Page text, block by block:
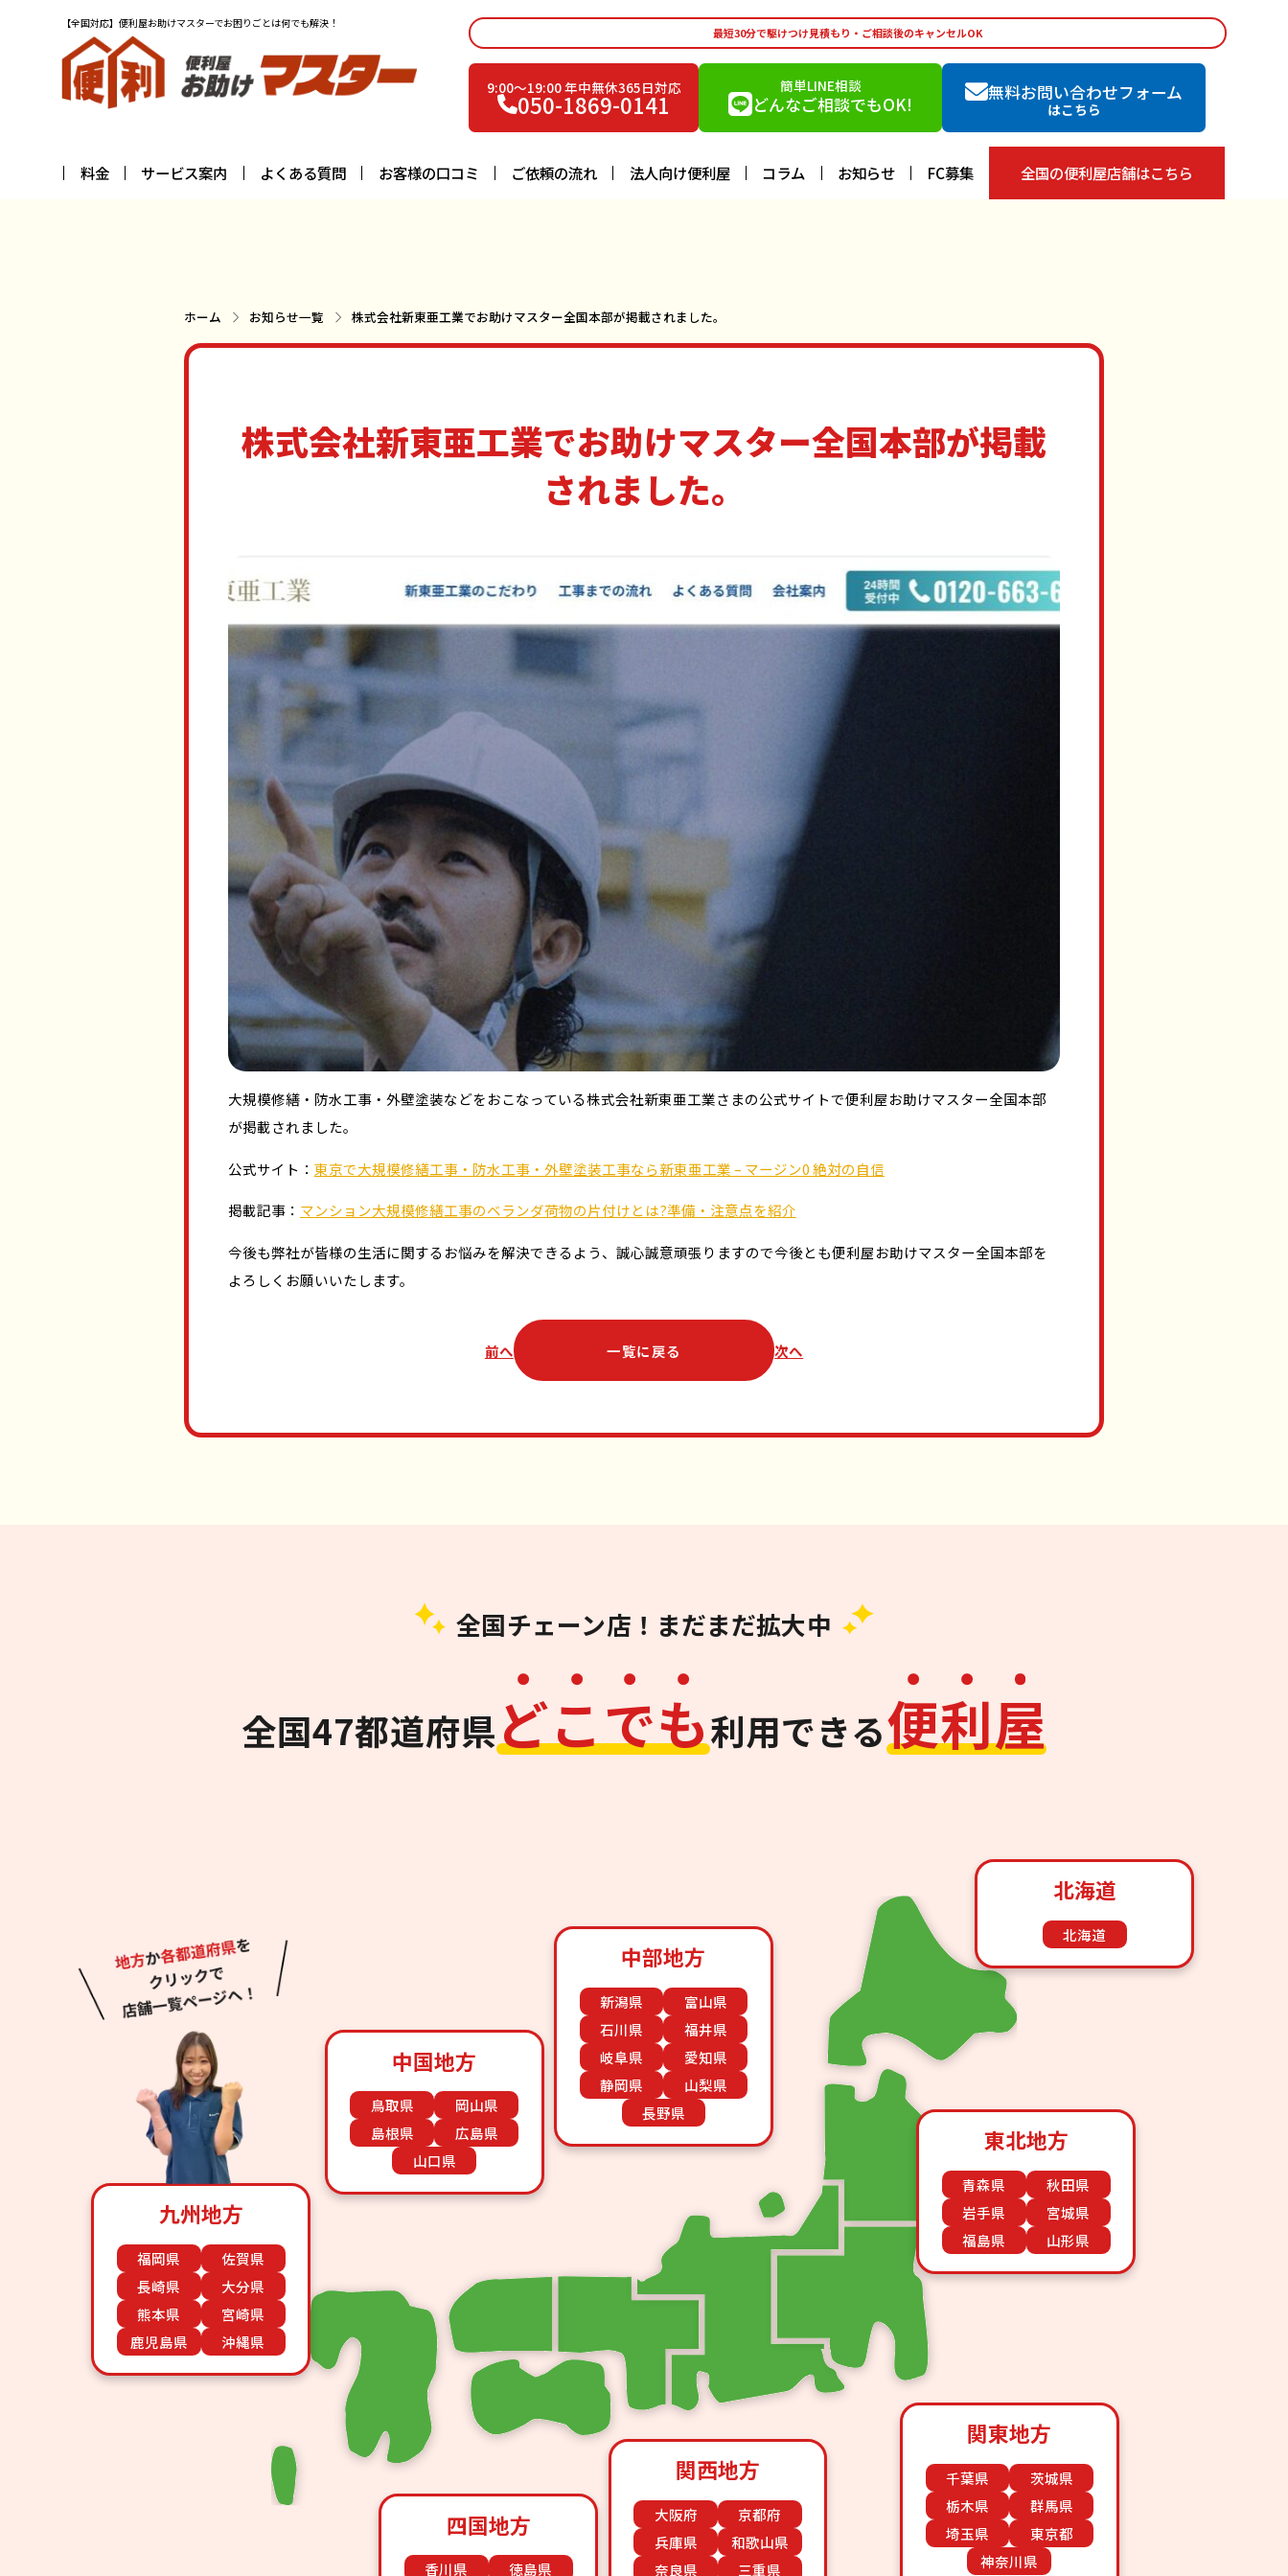
【全国対応】便利屋お助けマスターでお困りごとは何でも解決！
最短30分で駆けつけ見積もり・ご相談後のキャンセルOK
9:00〜19:00 年中無休365日対応
050-1869-0141
簡単LINE相談
どんなご相談でもOK!
無料お問い合わせフォーム
はこちら
料金 サービス案内 よくある質問 お客様の口コミ ご依頼の流れ 法人向け便利屋 コラム お知らせ FC募集 全国の便利屋店舗はこちら
ホーム お知らせ一覧 株式会社新東亜工業でお助けマスター全国本部が掲載されました。
株式会社新東亜工業でお助けマスター全国本部が掲載
されました。
大規模修繕・防水工事・外壁塗装などをおこなっている株式会社新東亜工業さまの公式サイトで便利屋お助けマスター全国本部
が掲載されました。
公式サイト： 東京で大規模修繕工事・防水工事・外壁塗装工事なら新東亜工業 – マージン0 絶対の自信
掲載記事： マンション大規模修繕工事のベランダ荷物の片付けとは?準備・注意点を紹介
今後も弊社が皆様の生活に関するお悩みを解決できるよう、誠心誠意頑張りますので今後とも便利屋お助けマスター全国本部を
よろしくお願いいたします。
前へ 一覧に戻る 次へ
全国チェーン店！まだまだ拡大中
全国47都道府県どこでも利用できる便利屋
北海道
北海道
東北地方
青森県
秋田県
岩手県
宮城県
福島県
山形県
関東地方
千葉県
茨城県
栃木県
群馬県
埼玉県
東京都
神奈川県
中部地方
新潟県
富山県
石川県
福井県
岐阜県
愛知県
静岡県
山梨県
長野県
関西地方
大阪府
京都府
兵庫県
和歌山県
奈良県
三重県
四国地方
香川県 徳島県
中国地方
鳥取県
岡山県
島根県
広島県
山口県
九州地方
福岡県
佐賀県
長崎県
大分県
熊本県
宮崎県
鹿児島県
沖縄県